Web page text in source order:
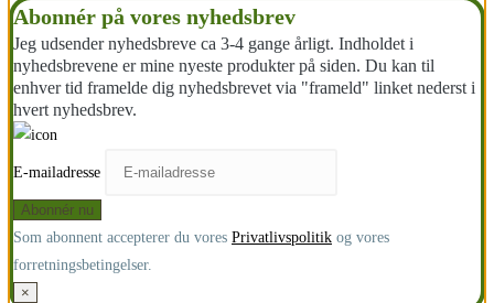
Abonnér på vores nyhedsbrev
Jeg udsender nyhedsbreve ca 3-4 gange årligt. Indholdet i
nyhedsbrevene er mine nyeste produkter på siden. Du kan til
enhver tid framelde dig nyhedsbrevet via "frameld" linket nederst i
hvert nyhedsbrev.
E-mailadresse
Som abonnent accepterer du vores Privatlivspolitik og vores
forretningsbetingelser.
×